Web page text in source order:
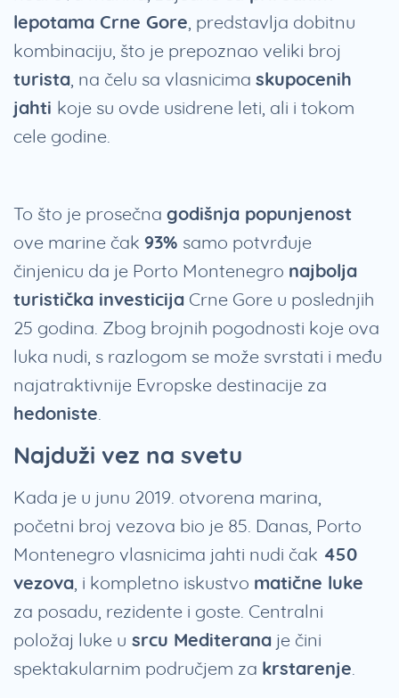
lepotama Crne Gore, predstavlja dobitnu
kombinaciju, što je prepoznao veliki broj
turista, na čelu sa vlasnicima skupocenih
jahti koje su ovde usidrene leti, ali i tokom
cele godine.
To što je prosečna godišnja popunjenost
ove marine čak 93% samo potvrđuje
činjenicu da je Porto Montenegro najbolja
turistička investicija Crne Gore u poslednjih
25 godina. Zbog brojnih pogodnosti koje ova
luka nudi, s razlogom se može svrstati i među
najatraktivnije Evropske destinacije za
hedoniste.
Najduži vez na svetu
Kada je u junu 2019. otvorena marina,
početni broj vezova bio je 85. Danas, Porto
Montenegro vlasnicima jahti nudi čak 450
vezova, i kompletno iskustvo matične luke
za posadu, rezidente i goste. Centralni
položaj luke u srcu Mediterana je čini
spektakularnim područjem za krstarenje.